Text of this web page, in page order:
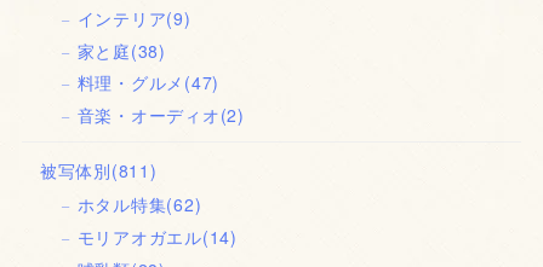
インテリア(9)
家と庭(38)
料理・グルメ (47)
音楽・オーディオ(2)
被写体別(811)
ホタル特集(62)
モリアオガエル(14)